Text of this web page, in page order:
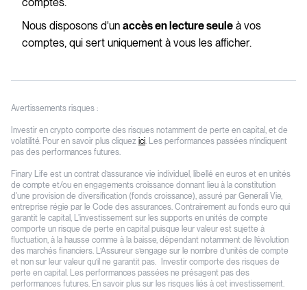
comptes.
Nous disposons d'un accès en lecture seule à vos
comptes, qui sert uniquement à vous les afficher.
Avertissements risques :
Investir en crypto comporte des risques notamment de perte en capital, et de
volatilité. Pour en savoir plus cliquez ici. Les performances passées n’indiquent
pas des performances futures.
Finary Life est un contrat d’assurance vie individuel, libellé en euros et en unités
de compte et/ou en engagements croissance donnant lieu à la constitution
d'une provision de diversification (fonds croissance), assuré par Generali Vie,
entreprise régie par le Code des assurances. Contrairement au fonds euro qui
garantit le capital, L'investissement sur les supports en unités de compte
comporte un risque de perte en capital puisque leur valeur est sujette à
fluctuation, à la hausse comme à la baisse, dépendant notamment de l’évolution
des marchés financiers. L’Assureur s’engage sur le nombre d’unités de compte
et non sur leur valeur qu’il ne garantit pas. Investir comporte des risques de
perte en capital. Les performances passées ne présagent pas des
performances futures. En savoir plus sur les risques liés à cet investissement.